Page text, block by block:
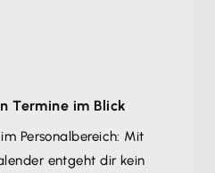
Termine im Blick
Personalbereich: Mit
entgeht dir kein